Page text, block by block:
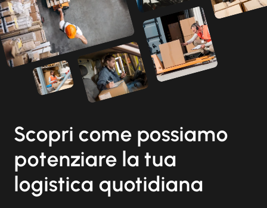
Scopri come possiamo
potenziare la tua
logistica quotidiana